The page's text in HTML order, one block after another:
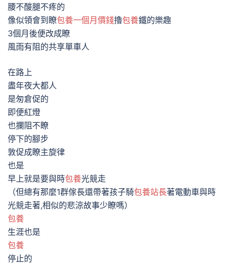
腰不酸腿不疼的
像似領會到瞭包養一個月價錢擼包養鐵的樂趣
3個月後便改成瞭
風雨有阻的共享單車人
在路上
盡年夜大都人
是匆倉促的
即便紅燈
也攔阻不瞭
停下的腳步
敦促成瞭主旋律
也是
早上就是要與時包養光競走
（但總有那麼1群傢長還帶著孩子騎包養站長著電動車與時
光競走著,相似的悲涼故事少瞭嗎）
包養
生涯也是
包養
停止的